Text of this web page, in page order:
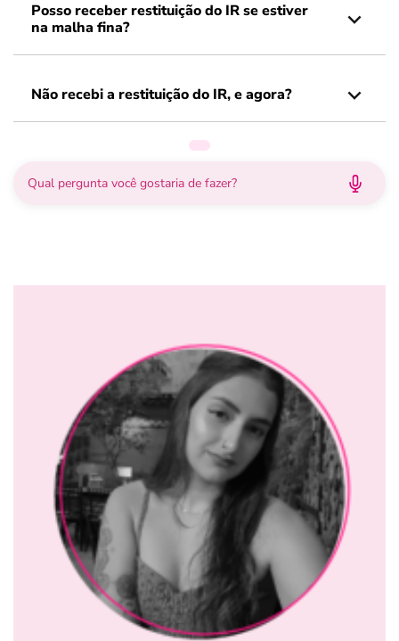
Posso receber restituição do IR se estiver
na malha fina?
Não recebi a restituição do IR, e agora?